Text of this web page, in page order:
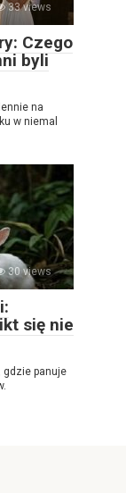
33 views
Czego
byli
na
w niemal
30 views
się nie
gdzie panuje